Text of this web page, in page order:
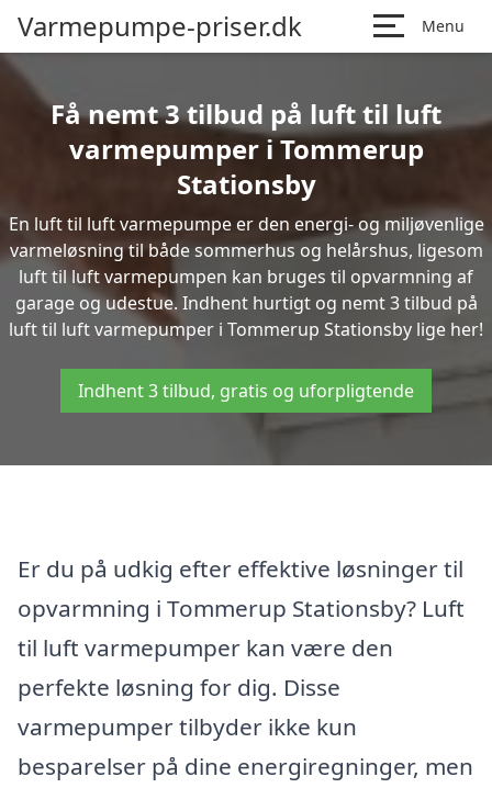
Varmepumpe-priser.dk Menu
Få nemt 3 tilbud på luft til luft
varmepumper i Tommerup
Stationsby
En luft til luft varmepumpe er den energi- og miljøvenlige
varmeløsning til både sommerhus og helårshus, ligesom
luft til luft varmepumpen kan bruges til opvarmning af
garage og udestue. Indhent hurtigt og nemt 3 tilbud på
luft til luft varmepumper i Tommerup Stationsby lige her!
Indhent 3 tilbud, gratis og uforpligtende
Er du på udkig efter effektive løsninger til
opvarmning i Tommerup Stationsby? Luft
til luft varmepumper kan være den
perfekte løsning for dig. Disse
varmepumper tilbyder ikke kun
besparelser på dine energiregninger, men